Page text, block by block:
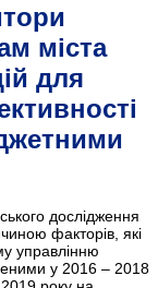
міста
для
дослідження
факторів, які
управлінню
у 2016 – 2018